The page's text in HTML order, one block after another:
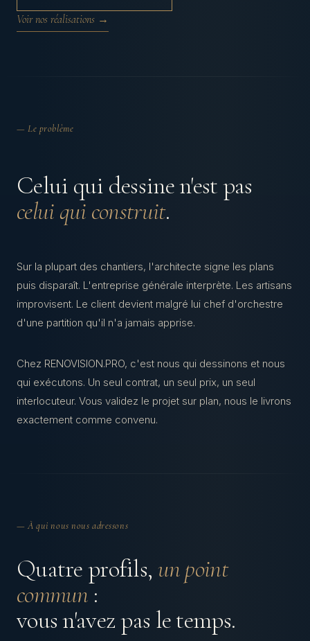
Voir nos réalisations →
— Le problème
Celui qui dessine n'est pas
celui qui construit.
Sur la plupart des chantiers, l'architecte signe les plans
puis disparaît. L'entreprise générale interprète. Les artisans
improvisent. Le client devient malgré lui chef d'orchestre
d'une partition qu'il n'a jamais apprise.
Chez RENOVISION.PRO, c'est nous qui dessinons et nous
qui exécutons. Un seul contrat, un seul prix, un seul
interlocuteur. Vous validez le projet sur plan, nous le livrons
exactement comme convenu.
— À qui nous nous adressons
Quatre profils, un point
commun :
vous n'avez pas le temps.